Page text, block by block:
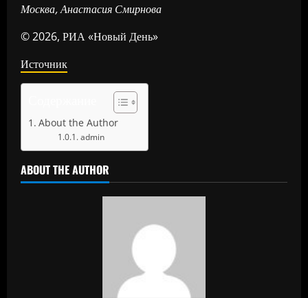
Москва, Анастасия Смирнова
© 2026, РИА «Новый День»
Источник
About the Author
admin
ABOUT THE AUTHOR